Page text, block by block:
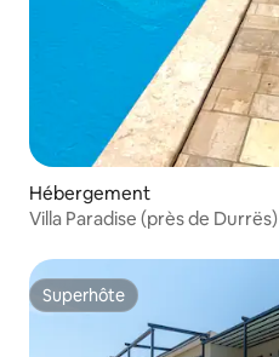
Hébergement
Villa Paradise (près de Durrës)
Superhôte
Superhôte